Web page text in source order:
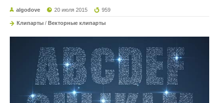
algodove 20 июля 2015 959
Клипарты / Векторные клипарты